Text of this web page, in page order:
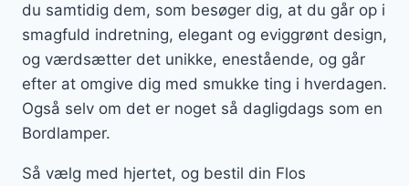
du samtidig dem, som besøger dig, at du går op i
smagfuld indretning, elegant og eviggrønt design,
og værdsætter det unikke, enestående, og går
efter at omgive dig med smukke ting i hverdagen.
Også selv om det er noget så dagligdags som en
Bordlamper.
Så vælg med hjertet, og bestil din Flos